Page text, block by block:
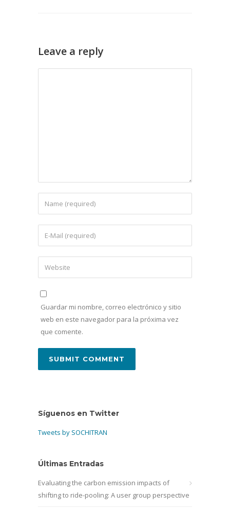
Leave a reply
Guardar mi nombre, correo electrónico y sitio
web en este navegador para la próxima vez
que comente.
Síguenos en Twitter
Tweets by SOCHITRAN
Últimas Entradas
Evaluating the carbon emission impacts of
shifting to ride-pooling: A user group perspective